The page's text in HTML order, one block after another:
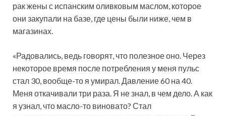
рак жены с испанским оливковым маслом, которое
они закупали на базе, где цены были ниже, чем в
магазинах.
«Радовались, ведь говорят, что полезное оно. Через
некоторое время после потребления у меня пульс
стал 30, вообще-то я умирал. Давление 60 на 40.
Меня откачивали три раза. Я не знал, в чем дело. А как
я узнал, что масло-то виновато? Стал